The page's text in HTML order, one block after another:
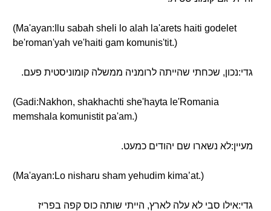
(Ma'ayan:Ilu sabah sheli lo alah la'arets haiti godelet
be'roman'yah ve'haiti gam komunis'tit.)
גדי:נכון, שכחתי שהייתה לרומניה ממשלה קומוניסטית פעם.
(Gadi:Nakhon, shakhachti she'hayta le'Romania
memshala komunistit pa'am.)
מעיין:לא נשארו שם יהודים כמעט.
(Ma'ayan:Lo nisharu sham yehudim kima’at.)
גדי:אילו סבי לא עלה לארץ, הייתי שותה כוס קפה בפריז